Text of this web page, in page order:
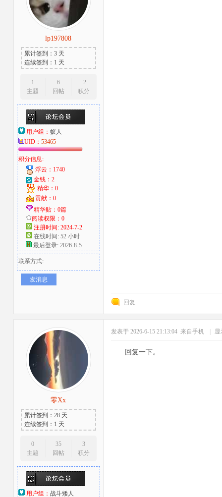
lp197808
累计签到：3 天
连续签到：1 天
1
主题
6
回帖
-2
积分
用户组： 蚁人
UID： 53465
积分信息:
浮云：1740
金钱：2
精华：0
贡献：0
精华贴：0篇
阅读权限：0
注册时间: 2024-7-2
在线时间: 52 小时
最后登录: 2026-8-5
联系方式:
发消息
回复
零Xx
累计签到：28 天
连续签到：1 天
0
主题
35
回帖
3
积分
用户组： 战斗矮人
发表于 2026-6-15 21:13:04 来自手机 显
回复一下。